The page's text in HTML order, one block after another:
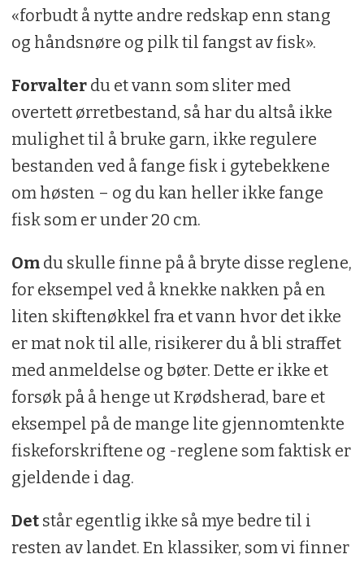
«forbudt å nytte andre redskap enn stang
og håndsnøre og pilk til fangst av fisk».
Forvalterdu et vann som sliter med
overtett ørretbestand, så har du altså ikke
mulighet til å bruke garn, ikke regulere
bestanden ved å fange fisk i gytebekkene
om høsten – og du kan heller ikke fange
fisk som er under 20 cm.
Omdu skulle finne på å bryte disse reglene,
for eksempel ved å knekke nakken på en
liten skiftenøkkel fra et vann hvor det ikke
er mat nok til alle, risikerer du å bli straffet
med anmeldelse og bøter. Dette er ikke et
forsøk på å henge ut Krødsherad, bare et
eksempel på de mange lite gjennomtenkte
fiskeforskriftene og -reglene som faktisk er
gjeldende i dag.
Detstår egentlig ikke så mye bedre til i
resten av landet. En klassiker, som vi finner